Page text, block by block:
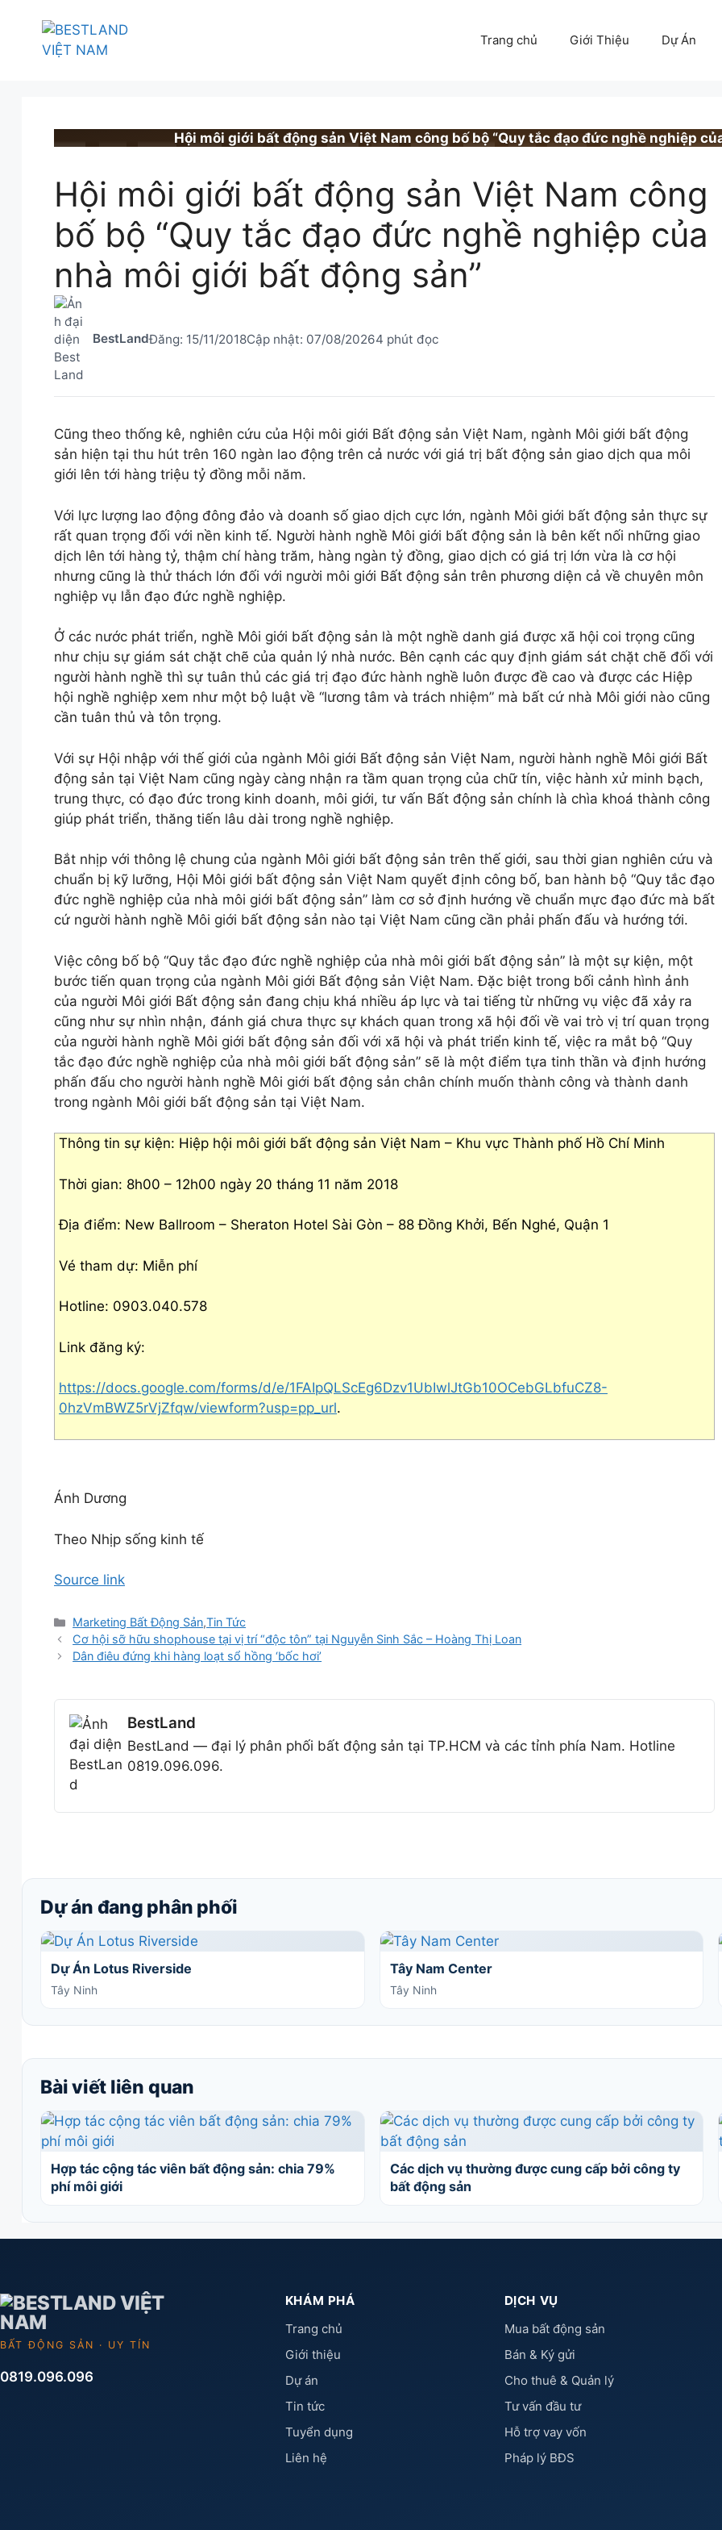
Trang chủ Giới Thiệu Dự Án
BESTLAND.VN•MARKETING BẤT ĐỘNG SẢN
Hội môi giới bất động sản Việt Nam công bố bộ “Quy tắc đạo đức nghề nghiệp
Hội môi giới bất động sản Việt Nam công
bố bộ “Quy tắc đạo đức nghề nghiệp của
nhà môi giới bất động sản”
BestLandĐăng: 15/11/2018Cập nhật: 07/08/20264 phút đọc
Cũng theo thống kê, nghiên cứu của Hội môi giới Bất động sản Việt Nam, ngành Môi giới bất động
sản hiện tại thu hút trên 160 ngàn lao động trên cả nước với giá trị bất động sản giao dịch qua môi
giới lên tới hàng triệu tỷ đồng mỗi năm.
Với lực lượng lao động đông đảo và doanh số giao dịch cực lớn, ngành Môi giới bất động sản thực sự
rất quan trọng đối với nền kinh tế. Người hành nghề Môi giới bất động sản là bên kết nối những giao
dịch lên tới hàng tỷ, thậm chí hàng trăm, hàng ngàn tỷ đồng, giao dịch có giá trị lớn vừa là cơ hội
nhưng cũng là thử thách lớn đối với người môi giới Bất động sản trên phương diện cả về chuyên môn
nghiệp vụ lẫn đạo đức nghề nghiệp.
Ở các nước phát triển, nghề Môi giới bất động sản là một nghề danh giá được xã hội coi trọng cũng
như chịu sự giám sát chặt chẽ của quản lý nhà nước. Bên cạnh các quy định giám sát chặt chẽ đối với
người hành nghề thì sự tuân thủ các giá trị đạo đức hành nghề luôn được đề cao và được các Hiệp
hội nghề nghiệp xem như một bộ luật về “lương tâm và trách nhiệm” mà bất cứ nhà Môi giới nào cũng
cần tuân thủ và tôn trọng.
Với sự Hội nhập với thế giới của ngành Môi giới Bất động sản Việt Nam, người hành nghề Môi giới Bất
động sản tại Việt Nam cũng ngày càng nhận ra tầm quan trọng của chữ tín, việc hành xử minh bạch,
trung thực, có đạo đức trong kinh doanh, môi giới, tư vấn Bất động sản chính là chìa khoá thành công
giúp phát triển, thăng tiến lâu dài trong nghề nghiệp.
Bắt nhịp với thông lệ chung của ngành Môi giới bất động sản trên thế giới, sau thời gian nghiên cứu và
chuẩn bị kỹ lưỡng, Hội Môi giới bất động sản Việt Nam quyết định công bố, ban hành bộ “Quy tắc đạo
đức nghề nghiệp của nhà môi giới bất động sản” làm cơ sở định hướng về chuẩn mực đạo đức mà bất
cứ người hành nghề Môi giới bất động sản nào tại Việt Nam cũng cần phải phấn đấu và hướng tới.
Việc công bố bộ “Quy tắc đạo đức nghề nghiệp của nhà môi giới bất động sản” là một sự kiện, một
bước tiến quan trọng của ngành Môi giới Bất động sản Việt Nam. Đặc biệt trong bối cảnh hình ảnh
của người Môi giới Bất động sản đang chịu khá nhiều áp lực và tai tiếng từ những vụ việc đã xảy ra
cũng như sự nhìn nhận, đánh giá chưa thực sự khách quan trong xã hội đối về vai trò vị trí quan trọng
của người hành nghề Môi giới bất động sản đối với xã hội và phát triển kinh tế, việc ra mắt bộ “Quy
tắc đạo đức nghề nghiệp của nhà môi giới bất động sản” sẽ là một điểm tựa tinh thần và định hướng
phấn đấu cho người hành nghề Môi giới bất động sản chân chính muốn thành công và thành danh
trong ngành Môi giới bất động sản tại Việt Nam.
Thông tin sự kiện: Hiệp hội môi giới bất động sản Việt Nam – Khu vực Thành phố Hồ Chí Minh
Thời gian: 8h00 – 12h00 ngày 20 tháng 11 năm 2018
Địa điểm: New Ballroom – Sheraton Hotel Sài Gòn – 88 Đồng Khởi, Bến Nghé, Quận 1
Vé tham dự: Miễn phí
Hotline: 0903.040.578
Link đăng ký:
https://docs.google.com/forms/d/e/1FAIpQLScEg6Dzv1UbIwlJtGb10OCebGLbfuCZ8-
0hzVmBWZ5rVjZfqw/viewform?usp=pp_url.
Ánh Dương
Theo Nhịp sống kinh tế
Source link
Danh
mục
Marketing Bất Động Sản,Tin Tức
Cơ hội sỡ hữu shophouse tại vị trí “độc tôn” tại Nguyễn Sinh Sắc – Hoàng Thị Loan
Dân điêu đứng khi hàng loạt sổ hồng ‘bốc hơi’
BestLand
BestLand — đại lý phân phối bất động sản tại TP.HCM và các tỉnh phía Nam. Hotline
0819.096.096.
Dự án đang phân phối
Dự Án Lotus Riverside
Tây Ninh
Tây Nam Center
Tây Ninh
Bài viết liên quan
Hợp tác cộng tác viên bất động sản: chia 79%
phí môi giới
Các dịch vụ thường được cung cấp bởi công ty
bất động sản
BẤT ĐỘNG SẢN · UY TÍN
0819.096.096
KHÁM PHÁ
Trang chủ
Giới thiệu
Dự án
Tin tức
Tuyển dụng
Liên hệ
DỊCH VỤ
Mua bất động sản
Bán & Ký gửi
Cho thuê & Quản lý
Tư vấn đầu tư
Hỗ trợ vay vốn
Pháp lý BĐS